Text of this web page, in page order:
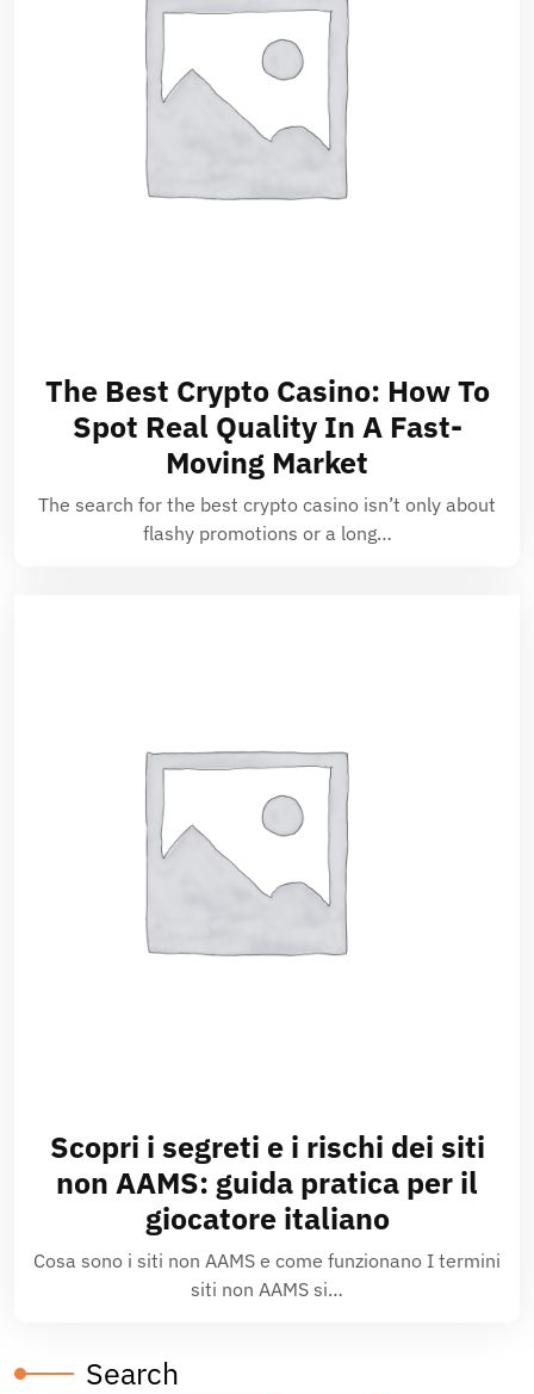
The Best Crypto Casino: How To
Spot Real Quality In A Fast-
Moving Market
The search for the best crypto casino isn’t only about
flashy promotions or a long…
Scopri i segreti e i rischi dei siti
non AAMS: guida pratica per il
giocatore italiano
Cosa sono i siti non AAMS e come funzionano I termini
siti non AAMS si…
Search